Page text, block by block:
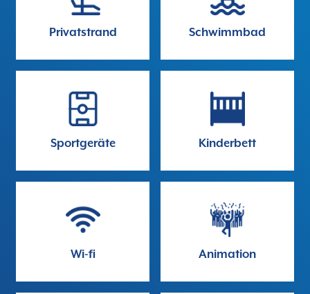
Privatstrand Schwimmbad
Sportgeräte Kinderbett
Wi-fi Animation